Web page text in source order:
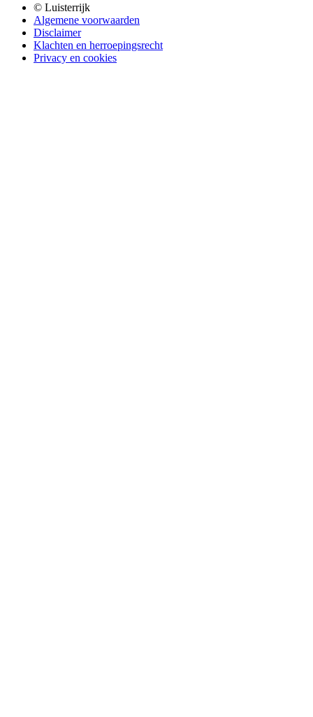
© Luisterrijk
Algemene voorwaarden
Disclaimer
Klachten en herroepingsrecht
Privacy en cookies